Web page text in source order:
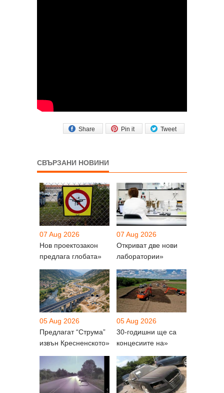
Tweet
Pin it
Share
СВЪРЗАНИ НОВИНИ
07 Aug 2026
Нов проектозакон
предлага глобата»
07 Aug 2026
Откриват две нови
лаборатории»
05 Aug 2026
Предлагат “Струма”
извън Кресненското»
05 Aug 2026
30-годишни ще са
концесиите на»